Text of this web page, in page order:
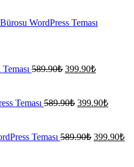
WordPress Teması
589.90₺ Orijinal
399.90₺Şu
399.90₺.
Teması 589.90₺ Orijinal
399.90₺Şu
Teması 589.90₺ Orijinal
399.90₺Şu